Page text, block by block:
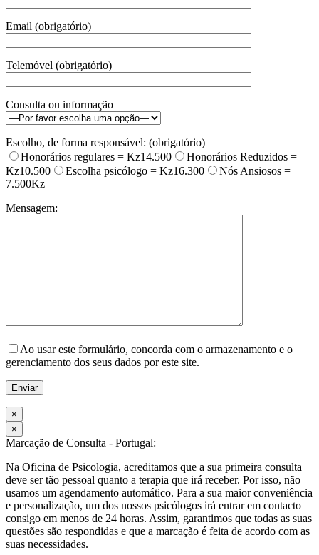
Email (obrigatório)
Telemóvel (obrigatório)
Consulta ou informação
Escolho, de forma responsável: (obrigatório)
Honorários regulares = Kz14.500
Honorários Reduzidos =
Kz10.500
Escolha psicólogo = Kz16.300
Nós Ansiosos =
7.500Kz
Mensagem:
Ao usar este formulário, concorda com o armazenamento e o
gerenciamento dos seus dados por este site.
×
×
Marcação de Consulta - Portugal:
Na Oficina de Psicologia, acreditamos que a sua primeira consulta
deve ser tão pessoal quanto a terapia que irá receber. Por isso, não
usamos um agendamento automático. Para a sua maior conveniência
e personalização, um dos nossos psicólogos irá entrar em contacto
consigo em menos de 24 horas. Assim, garantimos que todas as suas
questões são respondidas e que a marcação é feita de acordo com as
suas necessidades.